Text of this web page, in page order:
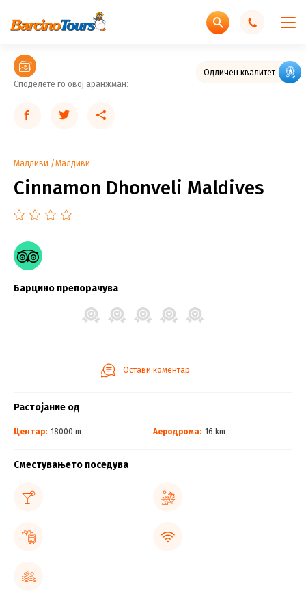
Одличен квалитет
Споделете го овој аранжман:
Малдиви Малдиви
Cinnamon Dhonveli Maldives
Барцино препорачува
Остави коментар
Растојание од
Центар: 18000 m Аеродрома: 16 km
Сместувањето поседува